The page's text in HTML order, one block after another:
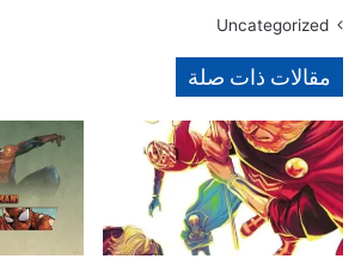
Uncategorized
مقالات ذات صلة